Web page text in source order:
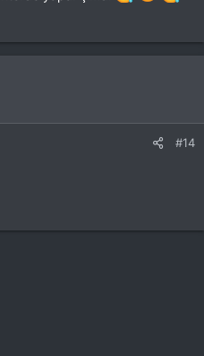
#14